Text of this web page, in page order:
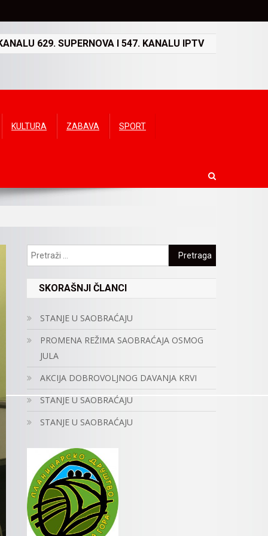
629. SUPERNOVA I 547. KANALU IPTV
KULTURA ZABAVA SPORT
Pretraga:
SKORAŠNJI ČLANCI
STANJE U SAOBRAĆAJU
PROMENA REŽIMA SAOBRAĆAJA OSMOG
JULA
AKCIJA DOBROVOLJNOG DAVANJA KRVI
STANJE U SAOBRAĆAJU
STANJE U SAOBRAĆAJU